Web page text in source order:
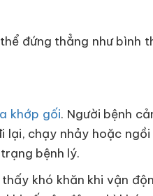
đứng thẳng như bình
khớp gối. Người bệnh
chạy nhảy hoặc
bệnh lý.
khó khăn khi vận